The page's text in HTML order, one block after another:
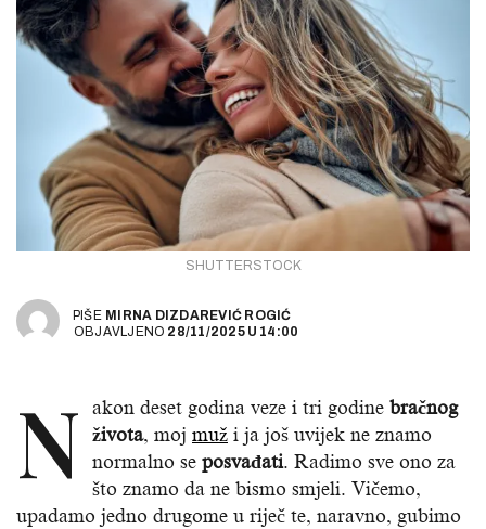
SHUTTERSTOCK
PIŠE MIRNA DIZDAREVIĆ ROGIĆ
OBJAVLJENO 28/11/2025 U 14:00
N akon deset godina veze i tri godine bračnog
života, moj muž i ja još uvijek ne znamo
normalno se posvađati. Radimo sve ono za
što znamo da ne bismo smjeli. Vičemo,
upadamo jedno drugome u riječ te, naravno, gubimo